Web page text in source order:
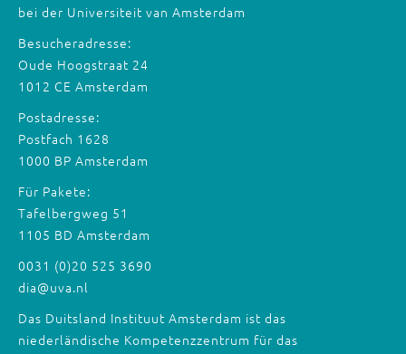
bei der Universiteit van Amsterdam
Besucheradresse:
Oude Hoogstraat 24
1012 CE Amsterdam
Postadresse:
Postfach 1628
1000 BP Amsterdam
Für Pakete:
Tafelbergweg 51
1105 BD Amsterdam
0031 (0)20 525 3690
dia@uva.nl
Das Duitsland Instituut Amsterdam ist das
niederländische Kompetenzzentrum für das